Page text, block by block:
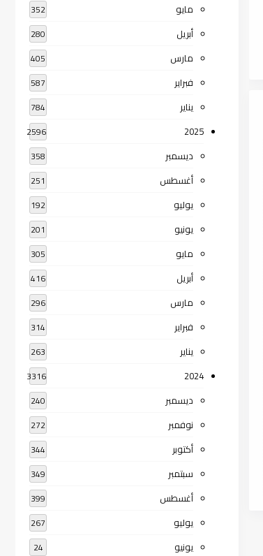
مايو 352
أبريل 280
مارس 405
فبراير 587
يناير 784
2025
2596
ديسمبر 358
أغسطس 251
يوليو 192
يونيو 201
مايو 305
أبريل 416
مارس 296
فبراير 314
يناير 263
2024
3316
ديسمبر 240
نوفمبر 272
أكتوبر 344
سبتمبر 349
أغسطس 399
يوليو 267
يونيو 24